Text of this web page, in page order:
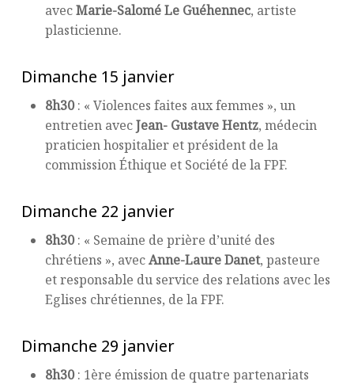
avecMarie-Salomé Le Guéhennec, artiste
plasticienne.
Dimanche 15 janvier
8h30: « Violences faites aux femmes », un
entretien avecJean- Gustave Hentz, médecin
praticien hospitalier et président de la
commission Éthique et Société de la FPF.
Dimanche 22 janvier
8h30: « Semaine de prière d’unité des
chrétiens », avecAnne-Laure Danet, pasteure
et responsable du service des relations avec les
Eglises chrétiennes, de la FPF.
Dimanche 29 janvier
8h30: 1ère émission de quatre partenariats